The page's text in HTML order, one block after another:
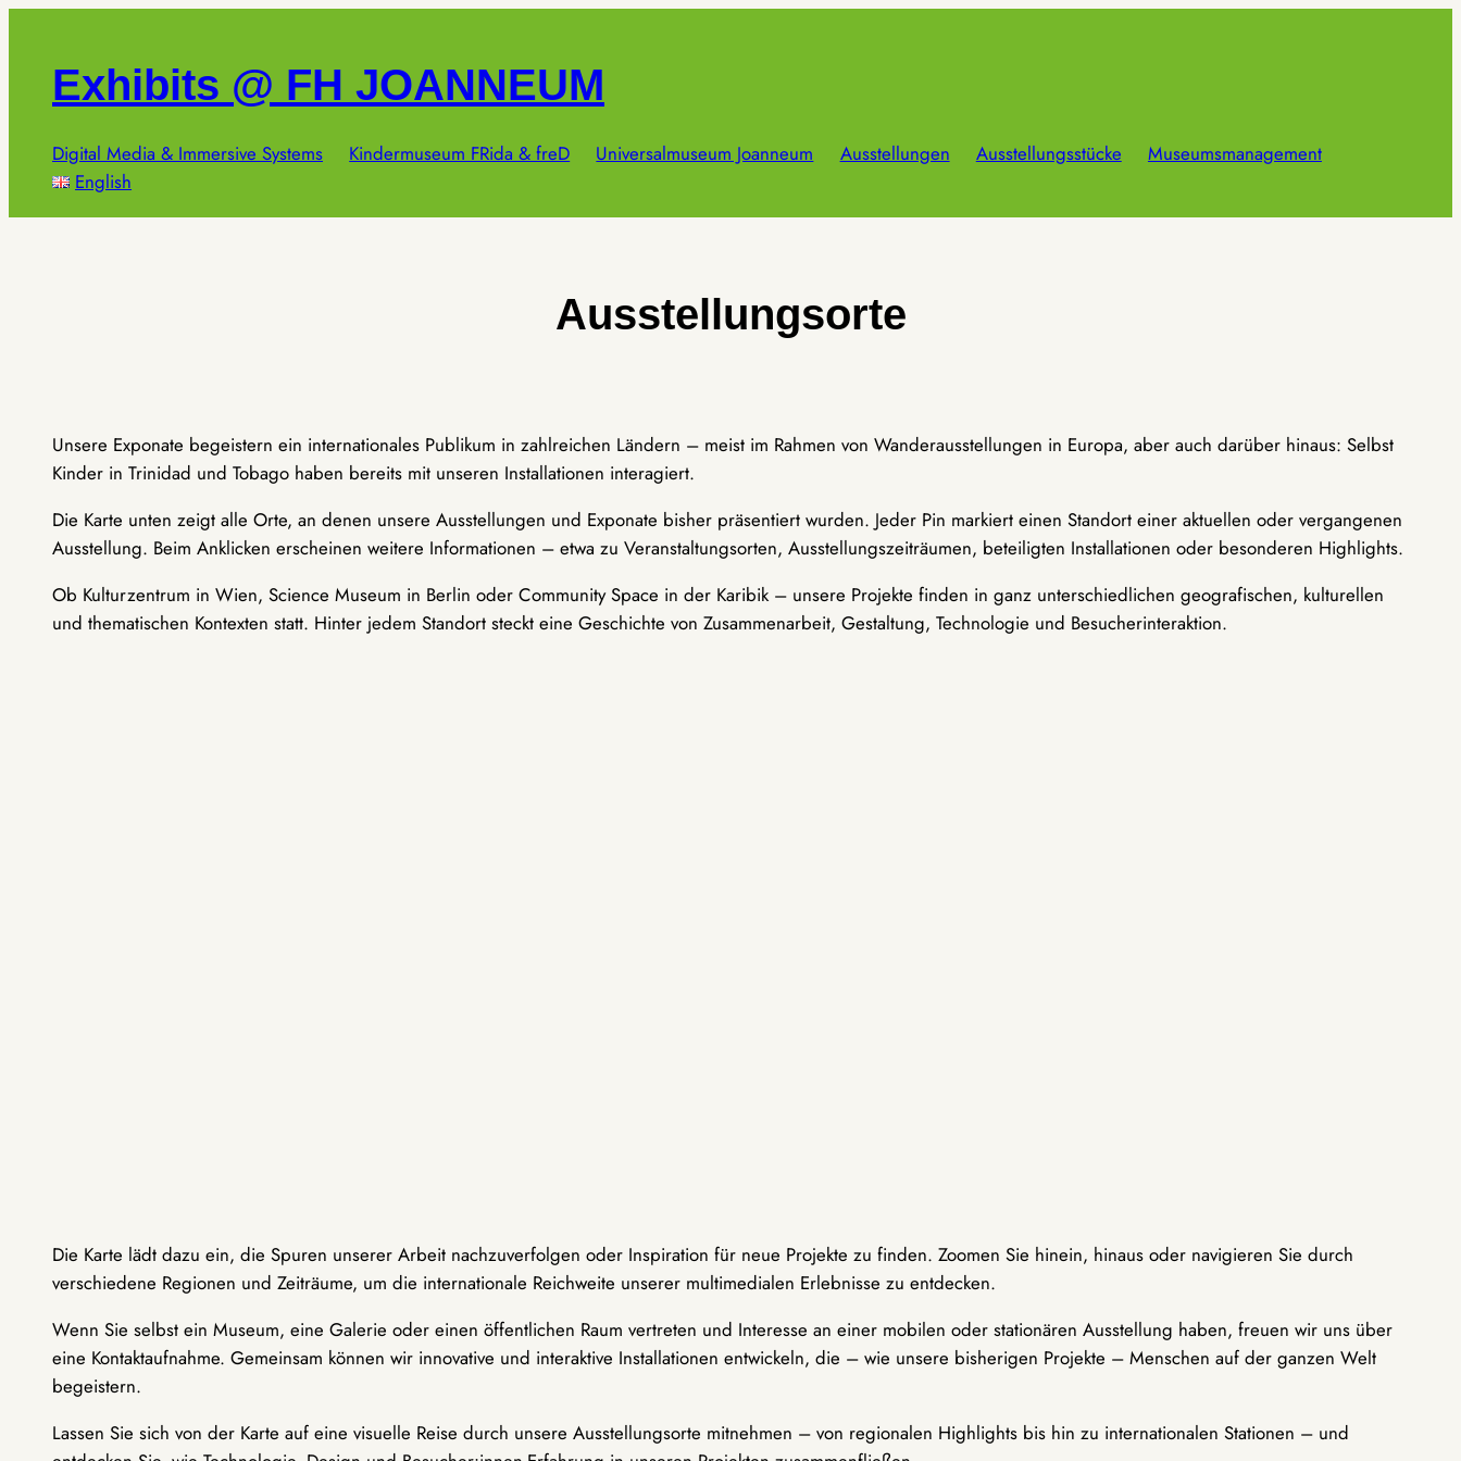
springenExhibits @ FH JOANNEUM
Digital Media & Immersive Systems Kindermuseum FRida & freD Universalmuseum Joanneum Ausstellungen Ausstellungsstücke
Museumsmanagement
English
Ausstellungsorte
Unsere Exponate begeistern ein internationales Publikum in zahlreichen Ländern – meist im Rahmen von Wanderausstellungen in Europa, aber auch darüber hinaus: Selbst
Kinder in Trinidad und Tobago haben bereits mit unseren Installationen interagiert.
Die Karte unten zeigt alle Orte, an denen unsere Ausstellungen und Exponate bisher präsentiert wurden. Jeder Pin markiert einen Standort einer aktuellen oder vergangenen
Ausstellung. Beim Anklicken erscheinen weitere Informationen – etwa zu Veranstaltungsorten, Ausstellungszeiträumen, beteiligten Installationen oder besonderen Highlights.
Ob Kulturzentrum in Wien, Science Museum in Berlin oder Community Space in der Karibik – unsere Projekte finden in ganz unterschiedlichen geografischen, kulturellen
und thematischen Kontexten statt. Hinter jedem Standort steckt eine Geschichte von Zusammenarbeit, Gestaltung, Technologie und Besucherinteraktion.
Die Karte lädt dazu ein, die Spuren unserer Arbeit nachzuverfolgen oder Inspiration für neue Projekte zu finden. Zoomen Sie hinein, hinaus oder navigieren Sie durch
verschiedene Regionen und Zeiträume, um die internationale Reichweite unserer multimedialen Erlebnisse zu entdecken.
Wenn Sie selbst ein Museum, eine Galerie oder einen öffentlichen Raum vertreten und Interesse an einer mobilen oder stationären Ausstellung haben, freuen wir uns über
eine Kontaktaufnahme. Gemeinsam können wir innovative und interaktive Installationen entwickeln, die – wie unsere bisherigen Projekte – Menschen auf der ganzen Welt
begeistern.
Lassen Sie sich von der Karte auf eine visuelle Reise durch unsere Ausstellungsorte mitnehmen – von regionalen Highlights bis hin zu internationalen Stationen – und